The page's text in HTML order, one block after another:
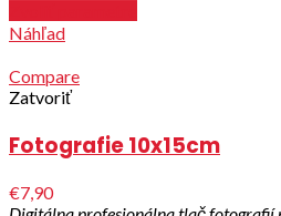
Náhľad
Compare
Zatvoriť
Fotografie 10x15cm
€7,90